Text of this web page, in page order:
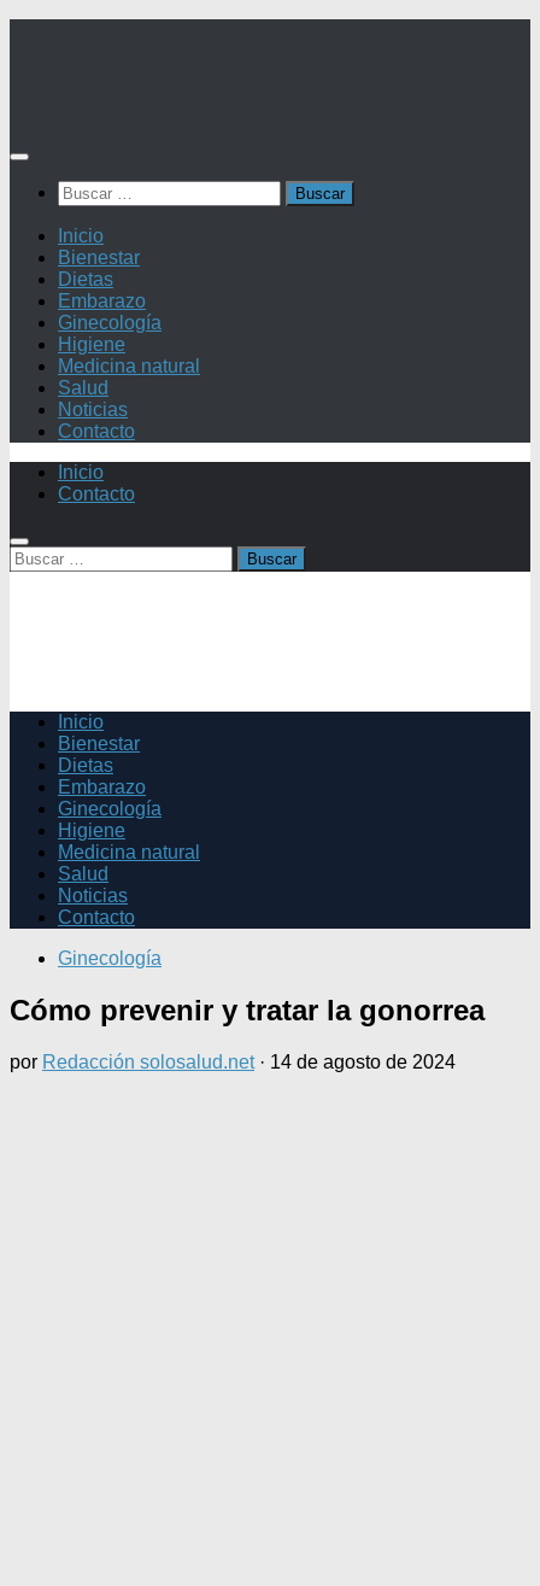
Buscar:
Inicio
Bienestar
Dietas
Embarazo
Ginecología
Higiene
Medicina natural
Salud
Noticias
Contacto
Inicio
Contacto
Buscar:
Inicio
Bienestar
Dietas
Embarazo
Ginecología
Higiene
Medicina natural
Salud
Noticias
Contacto
Ginecología
Cómo prevenir y tratar la gonorrea
por Redacción solosalud.net · 14 de agosto de 2024